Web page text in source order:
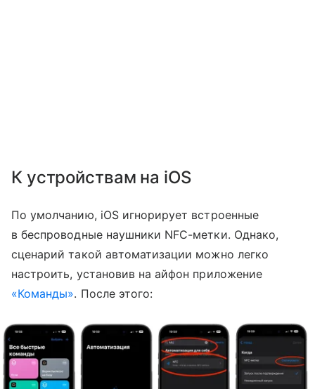
К устройствам на iOS
По умолчанию, iOS игнорирует встроенные
в беспроводные наушники NFC-метки. Однако,
сценарий такой автоматизации можно легко
настроить, установив на айфон приложение
«Команды». После этого: